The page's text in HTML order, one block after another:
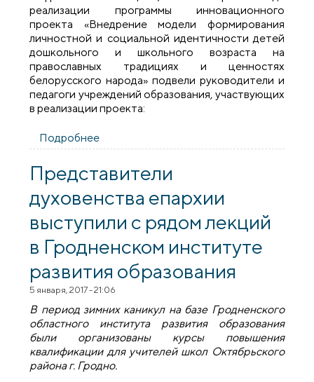
реализации программы инновационного
проекта «Внедрение модели формирования
личностной и социальной идентичности детей
дошкольного и школьного возраста на
православных традициях и ценностях
белорусского народа» подвели руководители и
педагоги учреждений образования, участвующих
в реализации проекта:
Подробнее
воспитания дошкольников и школьников
белорусского народа
Представители
духовенства епархии
выступили с рядом лекций
в Гродненском институте
развития образования
5 января, 2017 - 21:06
В период зимних каникул на базе Гродненского
областного института развития образования
были организованы курсы повышения
квалификации для учителей школ Октябрьского
района г. Гродно.